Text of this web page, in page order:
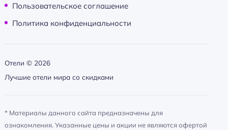
Пользовательское соглашение
Политика конфиденциальности
Отели © 2026
Лучшие отели мира со скидками
* Материалы данного сайта предназначены для
ознакомления. Указанные цены и акции не являются офертой